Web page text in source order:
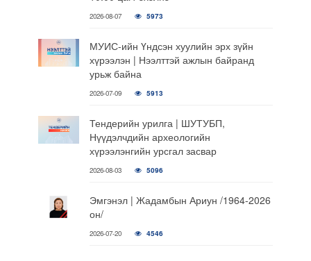
2026-08-07 5973
МУИС-ийн Үндсэн хуулийн эрх зүйн
хүрээлэн | Нээлттэй ажлын байранд
урьж байна
2026-07-09 5913
Тендерийн урилга | ШУТУБП,
Нүүдэлчдийн археологийн
хүрээлэнгийн урсгал засвар
2026-08-03 5096
Эмгэнэл | Жадамбын Ариун /1964-2026
он/
2026-07-20 4546